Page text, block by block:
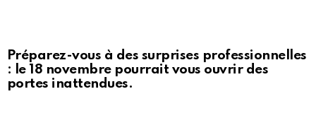
Préparez-vous à des surprises professionnelles
: le 18 novembre pourrait vous ouvrir des
portes inattendues.